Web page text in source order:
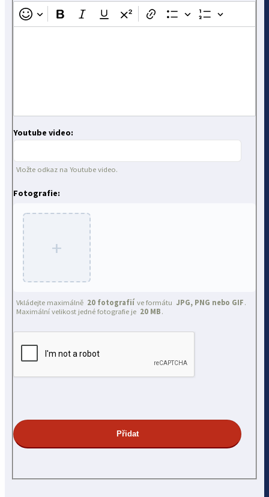
Youtube video:
Vložte odkaz na Youtube video.
Fotografie:
+
Vkládejte maximálně 20 fotografií ve formátu JPG, PNG nebo GIF .
Maximální velikost jedné fotografie je 20 MB .